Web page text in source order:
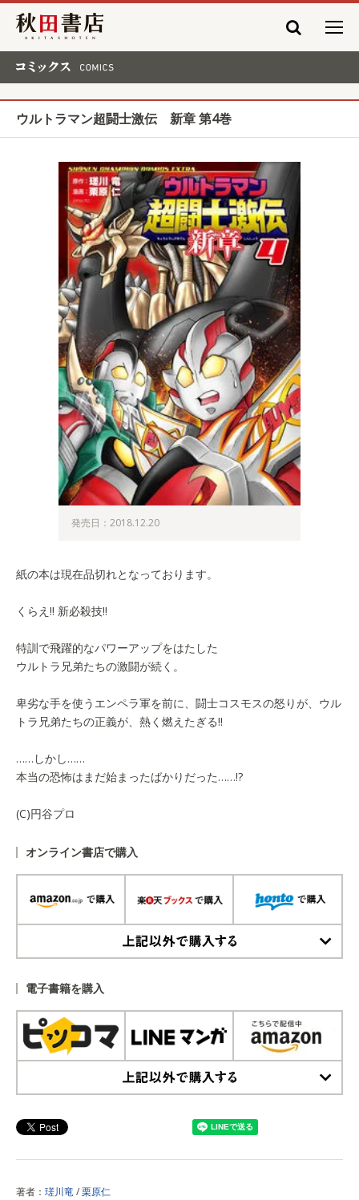
秋田書店
ウルトラマン超闘士激伝 新章 第4巻
発売日：2018.12.20
紙の本は現在品切れとなっております。
くらえ!! 新必殺技!!
特訓で飛躍的なパワーアップをはたした
ウルトラ兄弟たちの激闘が続く。
卑劣な手を使うエンペラ軍を前に、闘士コスモスの怒りが、ウル
トラ兄弟たちの正義が、熱く燃えたぎる!!
……しかし……
本当の恐怖はまだ始まったばかりだった……!?
(C)円谷プロ
オンライン書店で購入
電子書籍を購入
著者： 瑳川竜/栗原仁